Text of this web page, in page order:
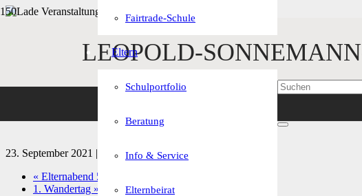
LEOPOLD-
Fairtrade-Schule
Eltern
Schulportfolio
Beratung
Info & Service
Elternbeirat
Diese Veranstaltung hat bereits stattgefunden.
Elternabend 10. Klassen
23. September 2021 | 19:15 -20:45
« Elternabend 5. Klassen
1. Wandertag »